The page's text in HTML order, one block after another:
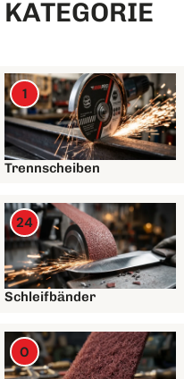
Trennscheiben
1
Schleifbänder
24
0